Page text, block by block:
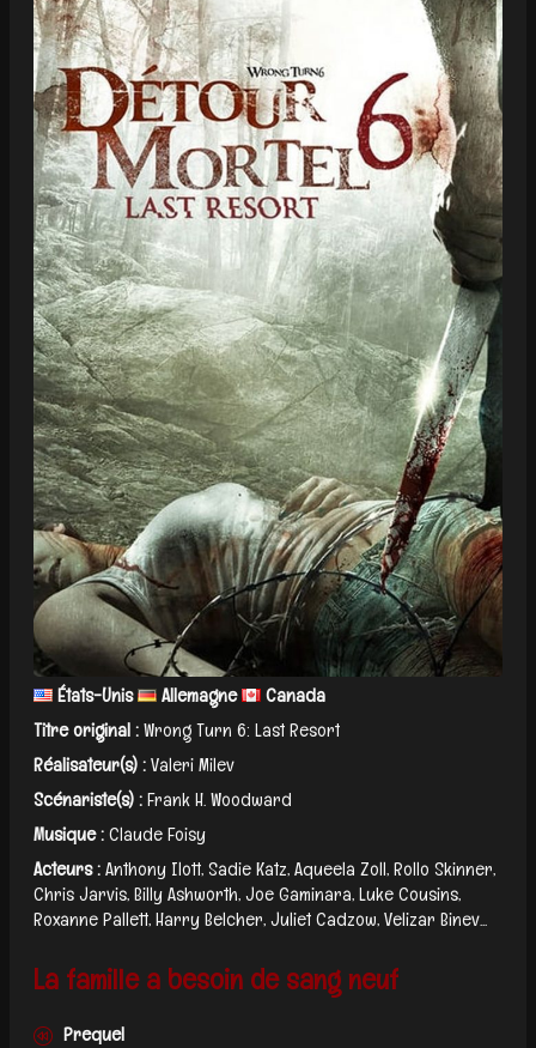
États-Unis Allemagne
Canada
Titre original :Wrong Turn 6: Last Resort
Réalisateur(s) :Valeri Milev
Scénariste(s) :Frank H. Woodward
Musique :Claude Foisy
Acteurs :Anthony Ilott, Sadie Katz, Aqueela Zoll, Rollo Skinner,
Chris Jarvis, Billy Ashworth, Joe Gaminara, Luke Cousins,
Roxanne Pallett, Harry Belcher, Juliet Cadzow, Velizar Binev...
La famille a besoin de sang neuf
Prequel